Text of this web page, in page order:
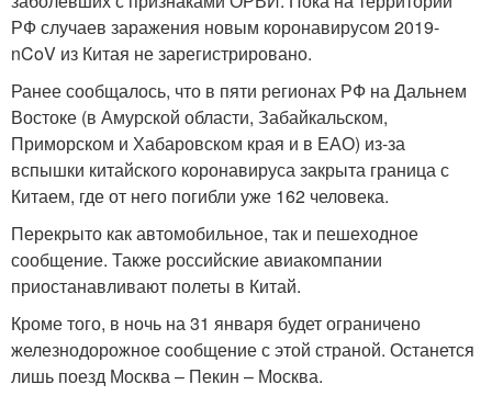
РФ случаев заражения новым коронавирусом 2019-
nCoV из Китая не зарегистрировано.
Ранее сообщалось, что в пяти регионах РФ на Дальнем
Востоке (в Амурской области, Забайкальском,
Приморском и Хабаровском края и в ЕАО) из-за
вспышки китайского коронавируса закрыта граница с
Китаем, где от него погибли уже 162 человека.
Перекрыто как автомобильное, так и пешеходное
сообщение. Также российские авиакомпании
приостанавливают полеты в Китай.
Кроме того, в ночь на 31 января будет ограничено
железнодорожное сообщение с этой страной. Останется
лишь поезд Москва – Пекин – Москва.